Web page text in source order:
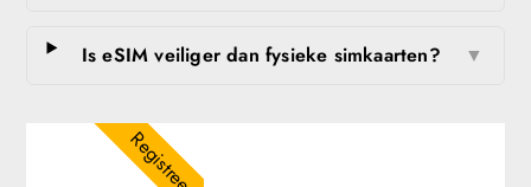
Is eSIM veiliger dan fysieke simkaarten? ▼
Registreer